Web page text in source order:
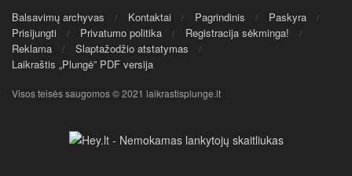
Balsavimų archyvas Kontaktai Pagrindinis
Paskyra
Prisijungti
Privatumo politika
Registracija sėkminga!
Reklama
Slaptažodžio atstatymas
Laikraštis „Plungė” PDF versija
Visos teisės saugomos © 2021 laikrastisplunge.lt